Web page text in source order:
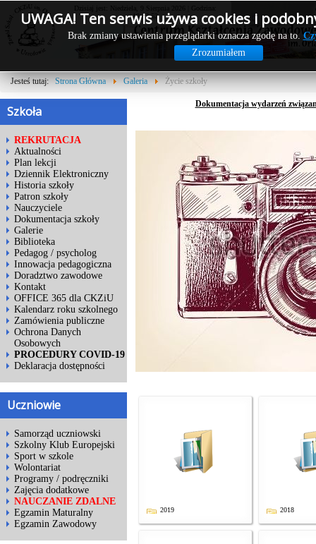
UWAGA! Ten serwis używa cookies i
Brak zmiany ustawienia przeglądarki oznacza zgodę na to.
Zrozumiałem
Dzisiaj jest: Niedziela, 9 Sierpnia 2026 | Godzina:
10:13:52
Jesteś tutaj: Strona Główna Galeria Życie szkoły
Szkoła
REKRUTACJA
Aktualności
Plan lekcji
Dziennik Elektroniczny
Historia szkoły
Patron szkoły
Nauczyciele
Dokumentacja szkoły
Galerie
Biblioteka
Pedagog / psycholog
Innowacja pedagogiczna
Doradztwo zawodowe
Kontakt
OFFICE 365 dla CKZiU
Kalendarz roku szkolnego
Zamówienia publiczne
Ochrona Danych
Osobowych
PROCEDURY COVID-19
Deklaracja dostępności
Uczniowie
Samorząd uczniowski
Szkolny Klub Europejski
Sport w szkole
Wolontariat
Programy / podręczniki
Zajęcia dodatkowe
NAUCZANIE ZDALNE
Egzamin Maturalny
Egzamin Zawodowy
Dokumentacja wydarzeń
2019 2018